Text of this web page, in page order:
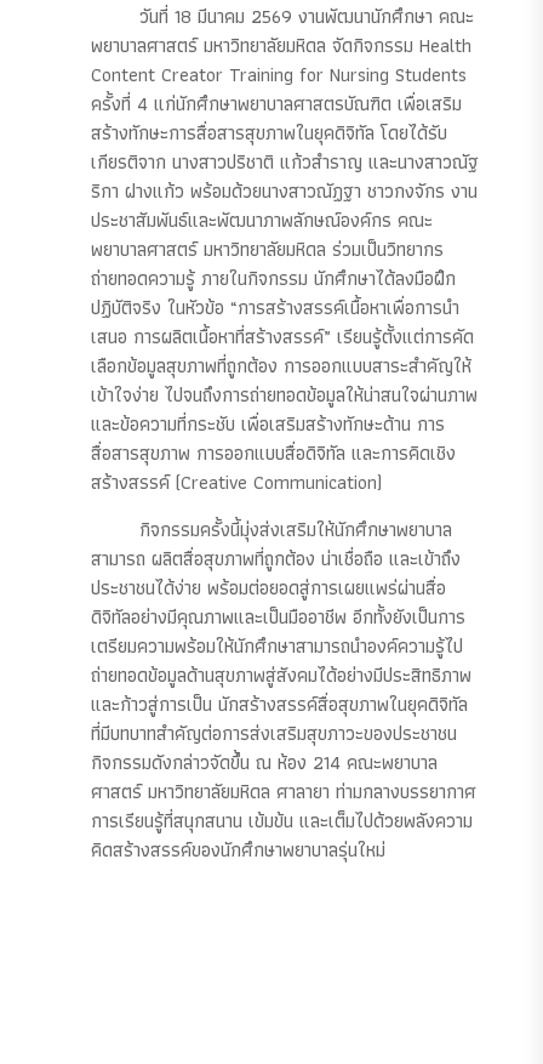
วันที่ 18 มีนาคม 2569 งานพัฒนานักศึกษา คณะ
พยาบาลศาสตร์ มหาวิทยาลัยมหิดล จัดกิจกรรม Health
Content Creator Training for Nursing Students
ครั้งที่ 4 แก่นักศึกษาพยาบาลศาสตรบัณฑิต เพื่อเสริม
สร้างทักษะการสื่อสารสุขภาพในยุคดิจิทัล โดยได้รับ
เกียรติจาก นางสาวปริชาติ แก้วสำราญ และนางสาวณัฐ
ริกา ฝางแก้ว พร้อมด้วยนางสาวณัฏฐา ชาวกงจักร งาน
ประชาสัมพันธ์และพัฒนาภาพลักษณ์องค์กร คณะ
พยาบาลศาสตร์ มหาวิทยาลัยมหิดล ร่วมเป็นวิทยากร
ถ่ายทอดความรู้ ภายในกิจกรรม นักศึกษาได้ลงมือฝึก
ปฏิบัติจริง ในหัวข้อ “การสร้างสรรค์เนื้อหาเพื่อการนำ
เสนอ การผลิตเนื้อหาที่สร้างสรรค์” เรียนรู้ตั้งแต่การคัด
เลือกข้อมูลสุขภาพที่ถูกต้อง การออกแบบสาระสำคัญให้
เข้าใจง่าย ไปจนถึงการถ่ายทอดข้อมูลให้น่าสนใจผ่านภาพ
และข้อความที่กระชับ เพื่อเสริมสร้างทักษะด้าน การ
สื่อสารสุขภาพ การออกแบบสื่อดิจิทัล และการคิดเชิง
สร้างสรรค์ (Creative Communication)
กิจกรรมครั้งนี้มุ่งส่งเสริมให้นักศึกษาพยาบาล
สามารถ ผลิตสื่อสุขภาพที่ถูกต้อง น่าเชื่อถือ และเข้าถึง
ประชาชนได้ง่าย พร้อมต่อยอดสู่การเผยแพร่ผ่านสื่อ
ดิจิทัลอย่างมีคุณภาพและเป็นมืออาชีพ อีกทั้งยังเป็นการ
เตรียมความพร้อมให้นักศึกษาสามารถนำองค์ความรู้ไป
ถ่ายทอดข้อมูลด้านสุขภาพสู่สังคมได้อย่างมีประสิทธิภาพ
และก้าวสู่การเป็น นักสร้างสรรค์สื่อสุขภาพในยุคดิจิทัล
ที่มีบทบาทสำคัญต่อการส่งเสริมสุขภาวะของประชาชน
กิจกรรมดังกล่าวจัดขึ้น ณ ห้อง 214 คณะพยาบาล
ศาสตร์ มหาวิทยาลัยมหิดล ศาลายา ท่ามกลางบรรยากาศ
การเรียนรู้ที่สนุกสนาน เข้มข้น และเต็มไปด้วยพลังความ
คิดสร้างสรรค์ของนักศึกษาพยาบาลรุ่นใหม่